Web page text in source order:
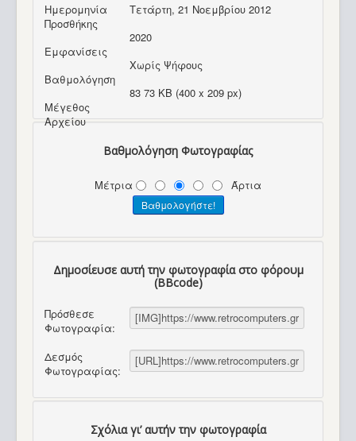
Amstrad PC 1512_47
Ημερομηνία
Προσθήκης
Τετάρτη, 21 Νοεμβρίου 2012
Εμφανίσεις
2020
Βαθμολόγηση
Χωρίς Ψήφους
Μέγεθος
Αρχείου
83 73 KB (400 x 209 px)
Βαθμολόγηση Φωτογραφίας
Μέτρια Άρτια
Δημοσίευσε αυτή την φωτογραφία στο φόρουμ
(BBcode)
Πρόσθεσε
Φωτογραφία:
Δεσμός
Φωτογραφίας:
Σχόλια γι’ αυτήν την φωτογραφία